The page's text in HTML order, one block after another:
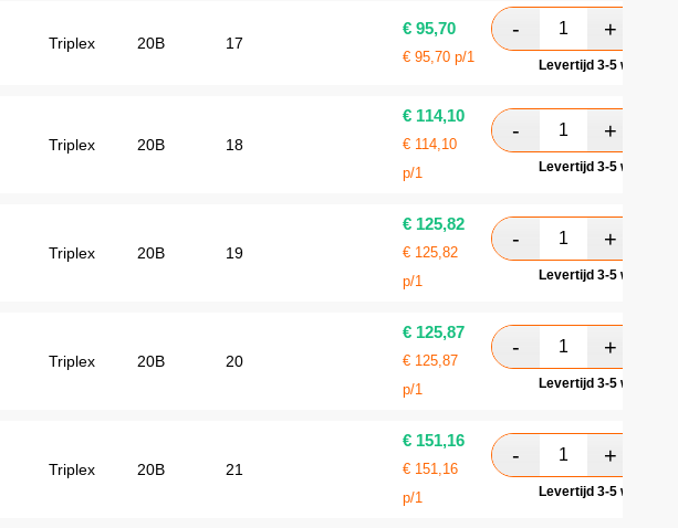
Triplex 20B 17
€ 95,70
€ 95,70 p/1 Levertijd 3-5
Triplex 20B 18
€ 114,10
€ 114,10
p/1
Levertijd 3-5
Triplex 20B 19
€ 125,82
€ 125,82
p/1
Levertijd 3-5
Triplex 20B 20
€ 125,87
€ 125,87
p/1
Levertijd 3-5
Triplex 20B 21
€ 151,16
€ 151,16
p/1
Levertijd 3-5